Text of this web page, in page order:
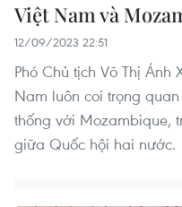
Việt Nam và
12/09/2023 22:51
Phó Chủ tịch Võ Thị
Nam luôn coi trọng
thống với Mozambique,
giữa Quốc hội hai nước.